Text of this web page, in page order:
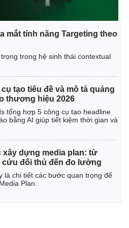
Multimedia
Ảnh
E-Magazine
mắt tính năng Targeting theo
trong hệ sinh thái contextual
tạo tiêu đề và mô tả quảng
thương hiệu 2026
tổng hợp 5 công cụ tạo headline
bằng AI giúp tiết kiệm thời gian và
xây dựng media plan: từ
cứu đối thủ đến đo lường
là chi tiết các bước quan trọng để
Plan.